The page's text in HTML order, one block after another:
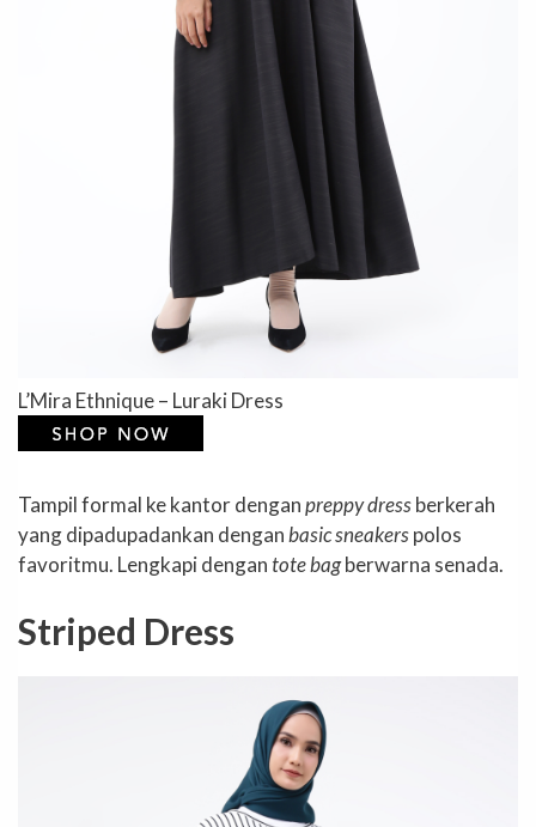
L’Mira Ethnique – Luraki Dress
Tampil formal ke kantor denganpreppy dressberkerah
yang dipadupadankan denganbasic sneakerspolos
favoritmu. Lengkapi dengan tote bagberwarna senada.
Striped Dress